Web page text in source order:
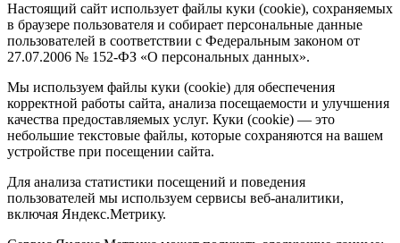
Настоящий сайт использует файлы куки (cookie), сохраняемых
в браузере пользователя и собирает персональные данные
пользователей в соответствии с Федеральным законом от
27.07.2006 № 152-ФЗ «О персональных данных».
Мы используем файлы куки (cookie) для обеспечения
корректной работы сайта, анализа посещаемости и улучшения
качества предоставляемых услуг. Куки (cookie) — это
небольшие текстовые файлы, которые сохраняются на вашем
устройстве при посещении сайта.
Для анализа статистики посещений и поведения
пользователей мы используем сервисы веб-аналитики,
включая Яндекс.Метрику.